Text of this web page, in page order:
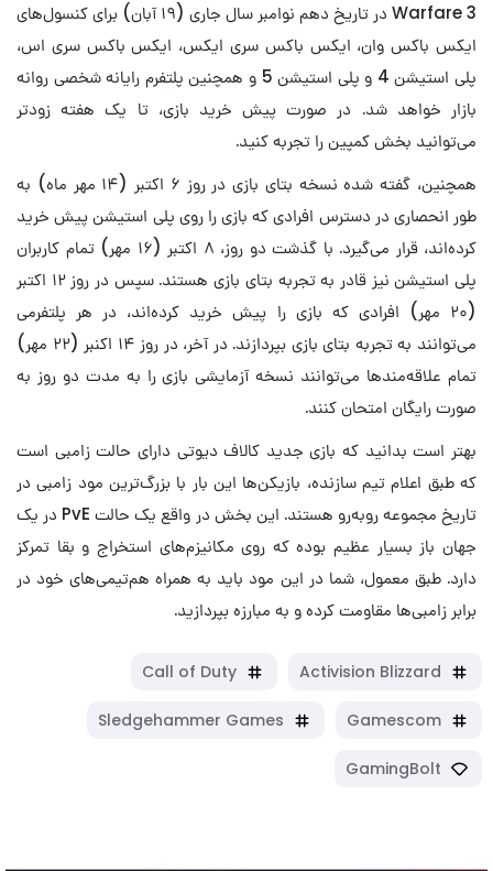
Warfare 3 در تاریخ دهم نوامبر سال جاری (۱۹ آبان) برای کنسول‌های
ایکس باکس وان، ایکس باکس سری ایکس، ایکس باکس سری اس،
پلی استیشن 4 و پلی استیشن 5 و همچنین پلتفرم رایانه شخصی روانه
بازار خواهد شد. در صورت پیش خرید بازی، تا یک هفته زودتر
می‌‎توانید بخش کمپین را تجربه کنید.
همچنین، گفته شده نسخه بتای بازی در روز ۶ اکتبر (۱۴ مهر ماه) به
طور انحصاری در دسترس افرادی که بازی را روی پلی استیشن پیش خرید
کرده‌اند، قرار می‌گیرد. با گذشت دو روز، ۸ اکتبر (۱۶ مهر) تمام کاربران
پلی استیشن نیز قادر به تجربه بتای بازی هستند. سپس در روز ۱۲ اکتبر
(۲۰ مهر) افرادی که بازی را پیش خرید کرده‌اند، در هر پلتفرمی
می‌توانند به تجربه بتای بازی بپردازند. در آخر، در روز ۱۴ اکنبر‌ (۲۲ مهر)
تمام علاقه‌‎مندها می‌توانند نسخه آزمایشی بازی را به مدت دو روز به
صورت رایگان امتحان کنند.
بهتر است بدانید که بازی جدید کالاف دیوتی دارای حالت زامبی است
که طبق اعلام تیم سازنده، بازیکن‌ها این بار با بزرگ‌ترین مود زامبی در
تاریخ مجموعه روبه‌رو هستند. این بخش در واقع یک حالت PvE در یک
جهان باز بسیار عظیم بوده که روی مکانیزم‌های استخراج و بقا تمرکز
دارد. طبق معمول، شما در این مود باید به همراه هم‌تیمی‌های خود در
برابر زامبی‌ها مقاومت کرده و به مبارزه بپردازید.
Activision Blizzard
Call of Duty
Gamescom
Sledgehammer Games
GamingBolt